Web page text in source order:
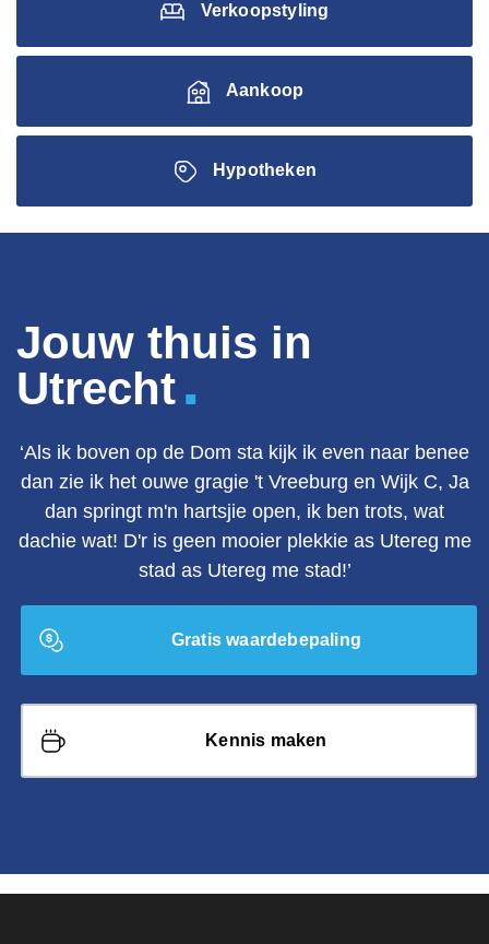
Verkoopstyling
Aankoop
Hypotheken
Jouw thuis in
Utrecht.
‘Als ik boven op de Dom sta kijk ik even naar benee
dan zie ik het ouwe gragie 't Vreeburg en Wijk C, Ja
dan springt m'n hartsjie open, ik ben trots, wat
dachie wat! D'r is geen mooier plekkie as Utereg me
stad as Utereg me stad!’
Gratis waardebepaling
Kennis maken